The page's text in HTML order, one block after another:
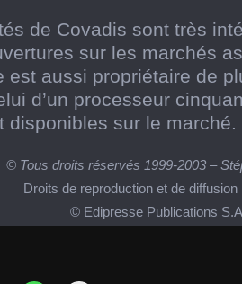
de Covadis sont très
sur les marchés
est aussi propriétaire de
d’un processeur
disponibles sur le marché.
© Tous droits réservés 1999-2003 –
Droits de reproduction et de
© Edipresse Publications